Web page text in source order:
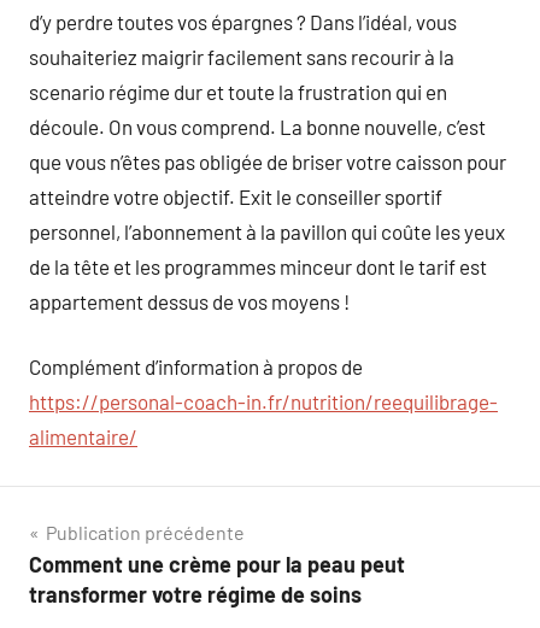
d’y perdre toutes vos épargnes ? Dans l’idéal, vous
souhaiteriez maigrir facilement sans recourir à la
scenario régime dur et toute la frustration qui en
découle. On vous comprend. La bonne nouvelle, c’est
que vous n’êtes pas obligée de briser votre caisson pour
atteindre votre objectif. Exit le conseiller sportif
personnel, l’abonnement à la pavillon qui coûte les yeux
de la tête et les programmes minceur dont le tarif est
appartement dessus de vos moyens !
Complément d’information à propos de
https://personal-coach-in.fr/nutrition/reequilibrage-
alimentaire/
Navigation
de
Publication précédente
Comment une crème pour la peau peut
transformer votre régime de soins